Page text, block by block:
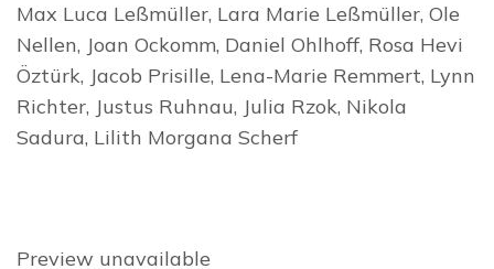
Max Luca Leßmüller, Lara Marie Leßmüller, Ole
Nellen, Joan Ockomm, Daniel Ohlhoff, Rosa Hevi
Öztürk, Jacob Prisille, Lena-Marie Remmert, Lynn
Richter, Justus Ruhnau, Julia Rzok, Nikola
Sadura, Lilith Morgana Scherf
Preview unavailable